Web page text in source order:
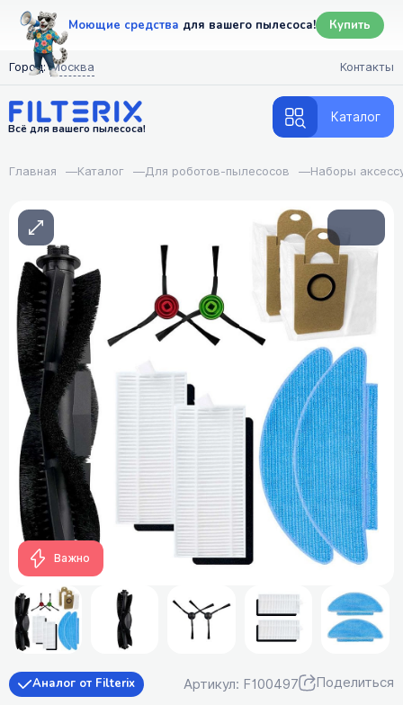
Моющие средства для вашего пылесоса! Купить
Город: Москва Контакты
Всё для вашего пылесоса!
Каталог
Главная —Каталог —Для роботов-пылесосов —Наборы
Важно
Аналог от Filterix Артикул: F100497 Поделиться